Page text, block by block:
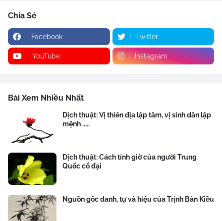
Chia Sẻ
Facebook Twitter
YouTube Instagram
Bài Xem Nhiều Nhất
Dịch thuật: Vị thiên địa lập tâm, vị sinh dân lập
mệnh .....
Dịch thuật: Cách tính giờ của người Trung
Quốc cổ đại
Nguồn gốc danh, tự và hiệu của Trịnh Bản Kiều